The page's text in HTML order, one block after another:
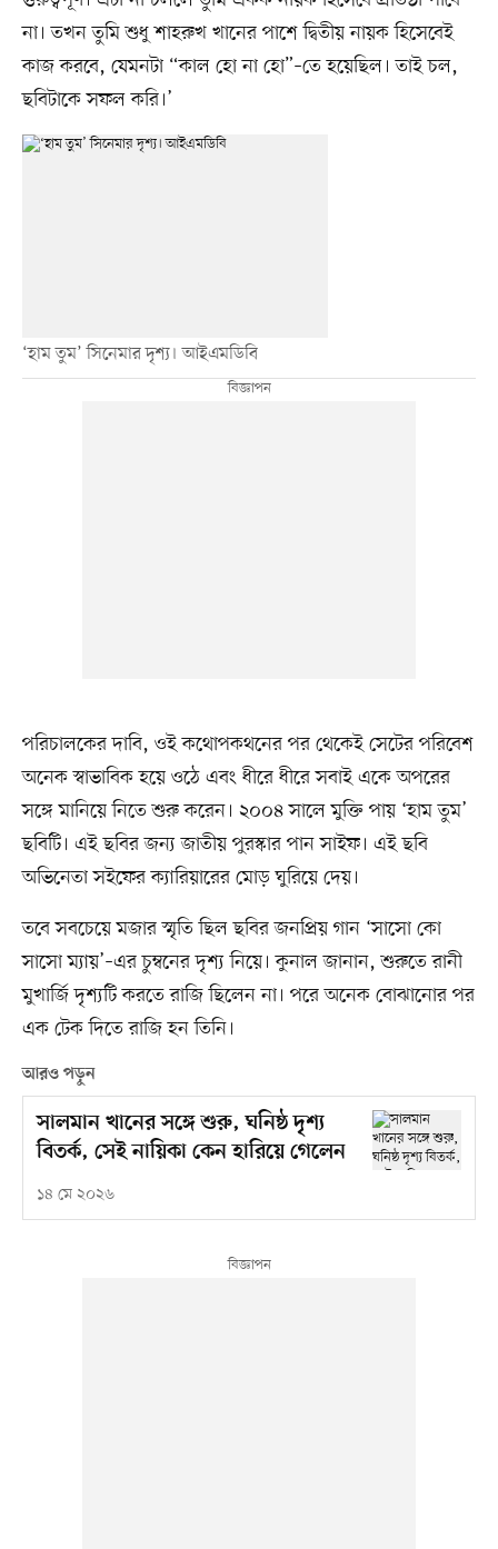
না। তখন তুমি শুধু শাহরুখ খানের পাশে দ্বিতীয় নায়ক হিসেবেই
কাজ করবে, যেমনটা “কাল হো না হো”–তে হয়েছিল। তাই চল,
ছবিটাকে সফল করি।’
‘হাম তুম’ সিনেমার দৃশ্য। আইএমডিবি
পরিচালকের দাবি, ওই কথোপকথনের পর থেকেই সেটের পরিবেশ
অনেক স্বাভাবিক হয়ে ওঠে এবং ধীরে ধীরে সবাই একে অপরের
সঙ্গে মানিয়ে নিতে শুরু করেন। ২০০৪ সালে মুক্তি পায় ‘হাম তুম’
ছবিটি। এই ছবির জন্য জাতীয় পুরস্কার পান সাইফ। এই ছবি
অভিনেতা সইফের ক্যারিয়ারের মোড় ঘুরিয়ে দেয়।
তবে সবচেয়ে মজার স্মৃতি ছিল ছবির জনপ্রিয় গান ‘সাসো কো
সাসো ম্যায়’–এর চুম্বনের দৃশ্য নিয়ে। কুনাল জানান, শুরুতে রানী
মুখার্জি দৃশ্যটি করতে রাজি ছিলেন না। পরে অনেক বোঝানোর পর
এক টেক দিতে রাজি হন তিনি।
আরও পড়ুন
সালমান খানের সঙ্গে শুরু, ঘনিষ্ঠ দৃশ্য
বিতর্ক, সেই নায়িকা কেন হারিয়ে গেলেন
১৪ মে ২০২৬